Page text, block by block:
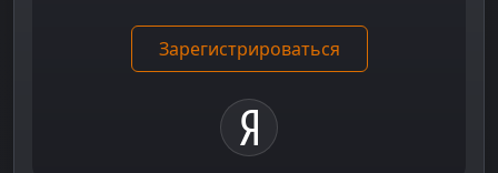
Зарегистрироваться